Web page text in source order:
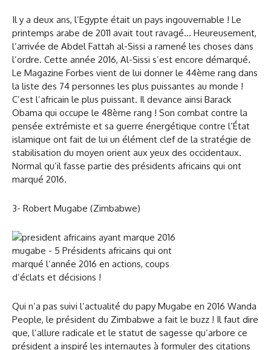
Il y a deux ans, l’Egypte était un pays ingouvernable ! Le
printemps arabe de 2011 avait tout ravagé… Heureusement,
l’arrivée de Abdel Fattah al-Sissi a ramené les choses dans
l’ordre. Cette année 2016, Al-Sissi s’est encore démarqué.
Le Magazine Forbes vient de lui donner le 44ème rang dans
la liste des 74 personnes les plus puissantes au monde !
C’est l’africain le plus puissant. Il devance ainsi Barack
Obama qui occupe le 48ème rang ! Son combat contre la
pensée extrémiste et sa guerre énergétique contre l’État
islamique ont fait de lui un élément clef de la stratégie de
stabilisation du moyen orient aux yeux des occidentaux.
Normal qu’il fasse partie des présidents africains qui ont
marqué 2016.
3- Robert Mugabe (Zimbabwe)
Qui n’a pas suivi l’actualité du papy Mugabe en 2016 Wanda
People, le président du Zimbabwe a fait le buzz ! Il faut dire
que, l’allure radicale et le statut de sagesse qu’arbore ce
président a inspiré les internautes à formuler des citations